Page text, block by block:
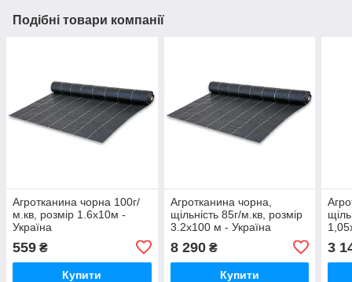
Подібні товари компанії
Агротканина чорна 100г/
м.кв, розмір 1.6х10м -
Україна
559 ₴
Купити
Агротканина чорна,
щільність 85г/м.кв, розмір
3.2х100 м - Україна
8 290₴
Купити
3